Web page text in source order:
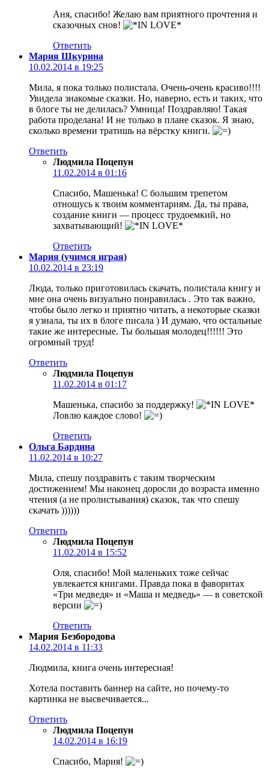
Аня, спасибо! Желаю вам приятного прочтения и
сказочных снов!
Ответить
Мария Шкурина
10.02.2014 в 19:25
Мила, я пока только полистала. Очень-очень красиво!!!!
Увидела знакомые сказки. Но, наверно, есть и таких, что
в блоге ты не делилась? Умница! Поздравляю! Такая
работа проделана! И не только в плане сказок. Я знаю,
сколько времени тратишь на вёрстку книги.
Ответить
Людмила Поцепун
11.02.2014 в 01:16
Спасибо, Машенька! С большим трепетом
отношусь к твоим комментариям. Да, ты права,
создание книги — процесс трудоемкий, но
захватывающий!
Ответить
Мария (учимся играя)
10.02.2014 в 23:19
Люда, только приготовилась скачать, полистала книгу и
мне она очень визуально понравилась . Это так важно,
чтобы было легко и приятно читать, а некоторые сказки
я узнала, ты их в блоге писала ) И думаю, что остальные
такие же интересные. Ты большая молодец!!!!!! Это
огромный труд!
Ответить
Людмила Поцепун
11.02.2014 в 01:17
Машенька, спасибо за поддержку!
Ловлю каждое слово!
Ответить
Ольга Бардина
11.02.2014 в 10:27
Мила, спешу поздравить с таким творческим
достижением! Мы наконец доросли до возраста именно
чтения (а не пролистывания) сказок, так что спешу
скачать ))))))
Ответить
Людмила Поцепун
11.02.2014 в 15:52
Оля, спасибо! Мой маленьких тоже сейчас
увлекается книгами. Правда пока в фаворитах
«Три медведя» и «Маша и медведь» — в советской
версии
Ответить
Мария Безбородова
14.02.2014 в 11:33
Людмила, книга очень интересная!
Хотела поставить баннер на сайте, но почему-то
картинка не высвечивается...
Ответить
Людмила Поцепун
14.02.2014 в 16:19
Спасибо, Мария!